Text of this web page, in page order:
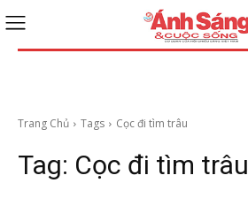
Trang Chủ Tags Cọc đi tìm trâu
Tag: Cọc đi tìm trâu